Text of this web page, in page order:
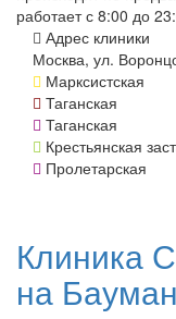
работает с 8:00 до
Адрес клиники
Москва, ул.
Марксистская
Таганская
Таганская
Крестьянская
Пролетарская
Клиника
на